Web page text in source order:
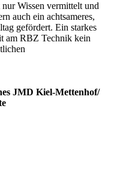
Wissen vermittelt und
auch ein achtsameres,
gefördert. Ein starkes
am RBZ Technik kein
JMD Kiel-Mettenhof/